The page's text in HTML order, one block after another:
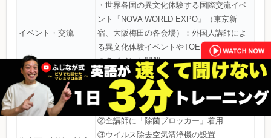
イベント・交流
・世界各国の異文化体験する国際交流イベ
ント『NOVA WORLD EXPO』（東京新
宿、大阪梅田の各会場）：外国人講師によ
る異文化体験イベントやTOEIC対策講座等
の各イベント開催
・次世代英会話スクール校舎「ハイジェニ
ック化（衛生対策）」①全ルームに飛沫感
染用透明パーテーション設置
②全講師に「除菌ブロッカー」着用
③ウイルス除去空気清浄機の設置